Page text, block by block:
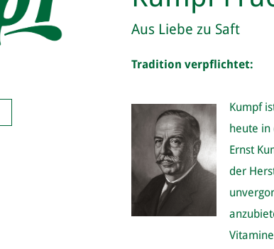
Aus Liebe zu Saft
Tradition verpflichtet:
Kumpf
heute
Ernst
der